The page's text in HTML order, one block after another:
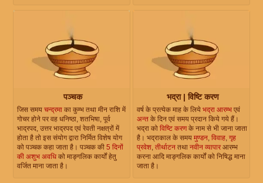
पञ्चक
जिस समय चन्द्रमा का कुम्भ तथा मीन राशि में
गोचर होने पर वह धनिष्ठा, शतभिषा, पूर्व
भाद्रपद, उत्तर भाद्रपद एवं रेवती नक्षत्रों में
होता है तो इस संयोग द्वारा निर्मित विशेष योग
को पञ्चक कहा जाता है। पञ्चक की 5 दिनों
की अशुभ अवधि को माङ्गलिक कार्यों हेतु
वर्जित माना जाता है।
भद्रा | विष्टि करण
वर्ष के प्रत्येक माह के लिये भद्रा आरम्भ एवं
अन्त के दिन एवं समय प्रदान किये गये हैं।
भद्रा को विष्टि करणके नाम से भी जाना जाता
है। भद्राकाल के समय मुण्डन, विवाह, गृह
प्रवेश, तीर्थाटन तथा नवीन व्यापारआरम्भ
करना आदि माङ्गलिक कार्यों को निषिद्ध माना
जाता है।